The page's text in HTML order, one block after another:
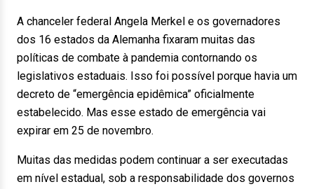
A chanceler federal Angela Merkel e os governadores
dos 16 estados da Alemanha fixaram muitas das
políticas de combate à pandemia contornando os
legislativos estaduais. Isso foi possível porque havia um
decreto de “emergência epidêmica” oficialmente
estabelecido. Mas esse estado de emergência vai
expirar em 25 de novembro.
Muitas das medidas podem continuar a ser executadas
em nível estadual, sob a responsabilidade dos governos